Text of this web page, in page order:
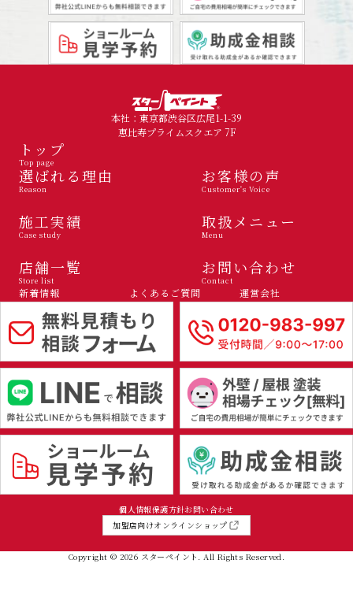
本社：東京都渋谷区広尾1-1-39
恵比寿プライムスクエア 7F
トップ
Top page
選ばれる理由
Reason
お客様の声
Customer's Voice
施工実績
Case study
取扱メニュー
Menu
店舗一覧
Store list
お問い合わせ
Contact
新着情報 よくあるご質問 運営会社
加盟店向けオンラインショップ
個人情報保護方針お問い合わせ
Copyright © 2026 スターペイント. All Rights Reserved.